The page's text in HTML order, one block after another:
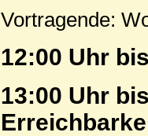
Vortragende:
12:00 Uhr
13:00 Uhr